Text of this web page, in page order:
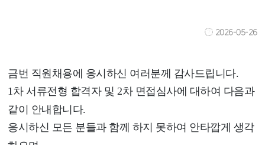
2026-05-26
금번 직원채용에 응시하신 여러분께 감사드립니다.
1차 서류전형 합격자 및 2차 면접심사에 대하여 다음과
같이 안내합니다.
응시하신 모든 분들과 함께 하지 못하여 안타깝게 생각